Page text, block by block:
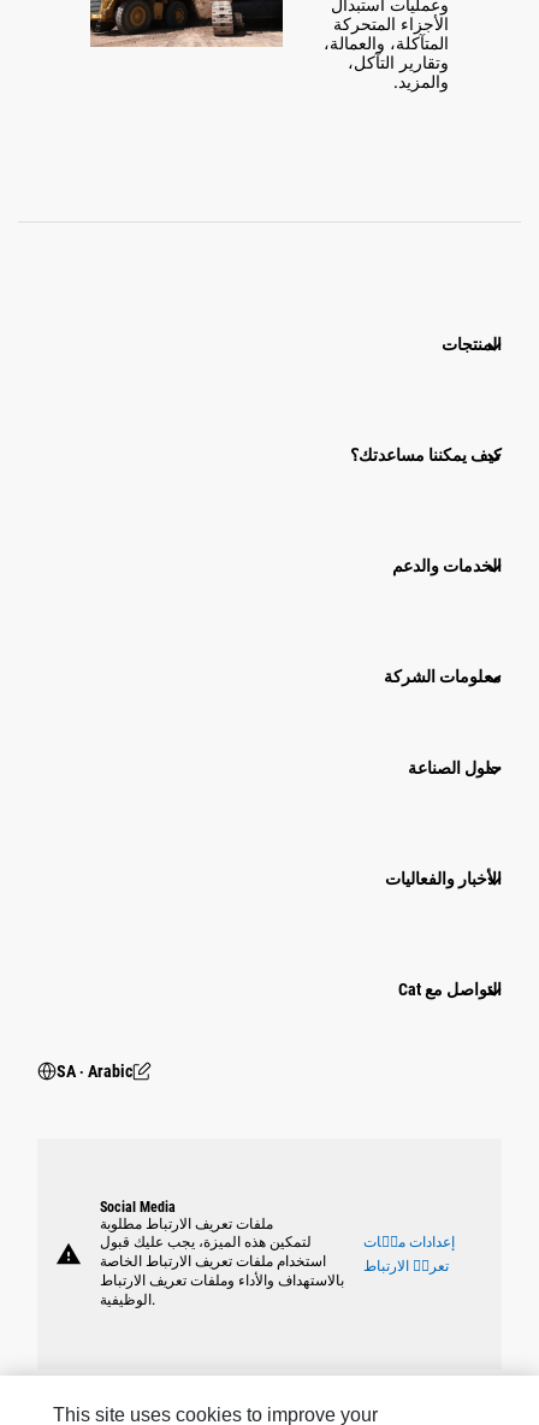
الأجزاء المتحركة
المتآكلة، والعمالة،
وتقارير التآكل،
والمزيد.
المنتجات
كيف يمكننا مساعدتك؟
الخدمات والدعم
معلومات الشركة
حلول الصناعة
الأخبار والفعاليات
التواصل مع Cat
SA ‧ Arabic
warning
Social Media
ملفات تعريف الارتباط مطلوبة
لتمكين هذه الميزة، يجب عليك قبول
استخدام ملفات تعريف الارتباط الخاصة
بالاستهداف والأداء وملفات تعريف الارتباط
الوظيفية.
إعدادات ملٝات
تعريٝ الارتباط
This site uses cookies to improve your